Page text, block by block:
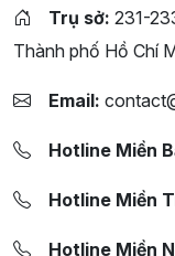
Trụ sở: 231-
Thành phố Hồ Chí
Email:
Hotline Miền
Hotline Miền
Hotline Miền